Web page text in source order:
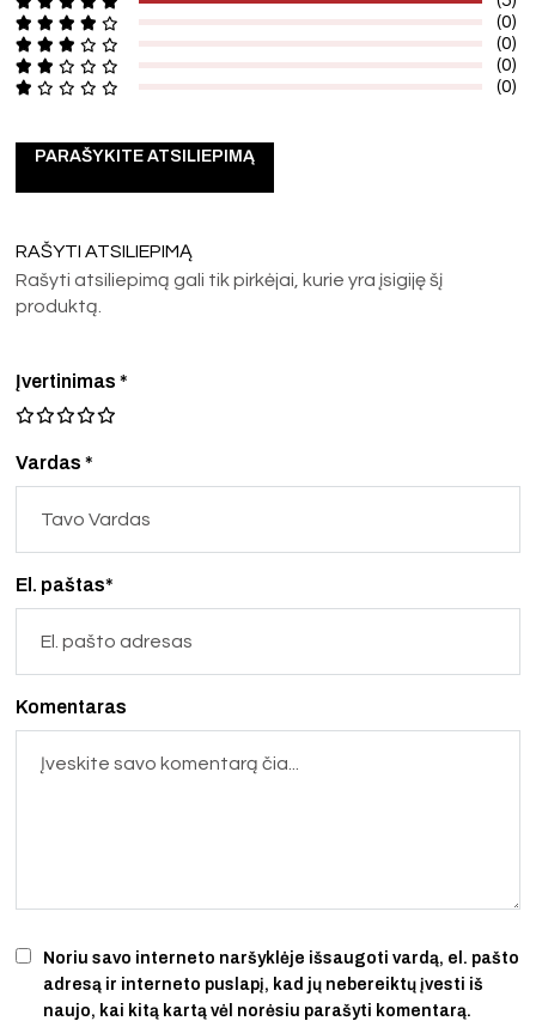
(0)
(0)
(0)
(0)
PARAŠYKITE ATSILIEPIMĄ
RAŠYTI ATSILIEPIMĄ
Rašyti atsiliepimą gali tik pirkėjai, kurie yra įsigiję šį
produktą.
Vardas *
El. paštas*
Noriu savo interneto naršyklėje išsaugoti vardą, el. pašto
adresą ir interneto puslapį, kad jų nebereiktų įvesti iš
naujo, kai kitą kartą vėl norėsiu parašyti komentarą.
Įvertinimas*
Komentaras